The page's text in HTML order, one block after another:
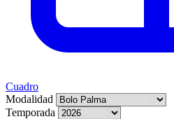
Cuadro
Modalidad
Temporada